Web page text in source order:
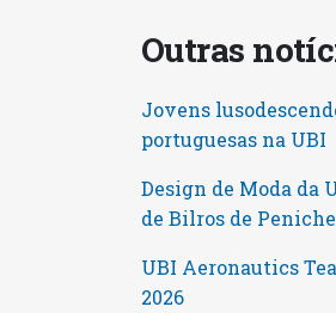
Outras
Jovens
portuguesas na UBI
Design de Moda da
de Bilros de Peniche
UBI Aeronautics
2026